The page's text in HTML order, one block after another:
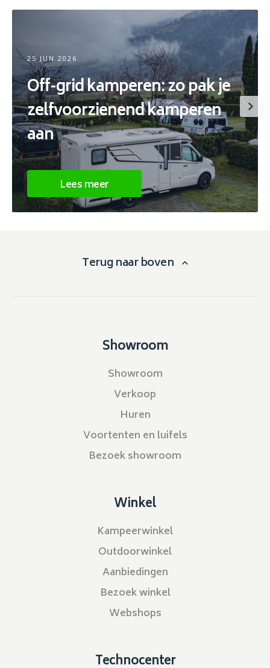
25 JUN 2026
Off-grid kamperen: zo pak je
zelfvoorzienend kamperen
aan
Lees meer
Terug naar boven
Showroom
Showroom
Verkoop
Huren
Voortenten en luifels
Bezoek showroom
Winkel
Kampeerwinkel
Outdoorwinkel
Aanbiedingen
Bezoek winkel
Webshops
Technocenter